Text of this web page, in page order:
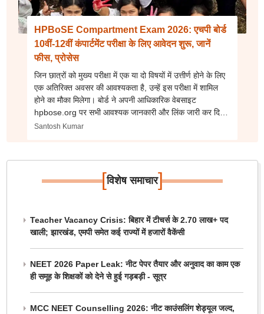
HPBoSE Compartment Exam 2026: एचपी बोर्ड
10वीं-12वीं कंपार्टमेंट परीक्षा के लिए आवेदन शुरू, जानें
फीस, प्रोसेस
जिन छात्रों को मुख्य परीक्षा में एक या दो विषयों में उत्तीर्ण होने के लिए
एक अतिरिक्त अवसर की आवश्यकता है, उन्हें इस परीक्षा में शामिल
होने का मौका मिलेगा। बोर्ड ने अपनी आधिकारिक वेबसाइट
hpbose.org पर सभी आवश्यक जानकारी और लिंक जारी कर दिए
हैं।
Santosh Kumar
[विशेष समाचार]
Teacher Vacancy Crisis: बिहार में टीचर्स के 2.70 लाख+ पद
खाली; झारखंड, एमपी समेत कई राज्यों में हजारों वैकेंसी
NEET 2026 Paper Leak: नीट पेपर तैयार और अनुवाद का काम एक
ही समूह के शिक्षकों को देने से हुई गड़बड़ी - सूत्र
MCC NEET Counselling 2026: नीट काउंसलिंग शेड्यूल जल्द,